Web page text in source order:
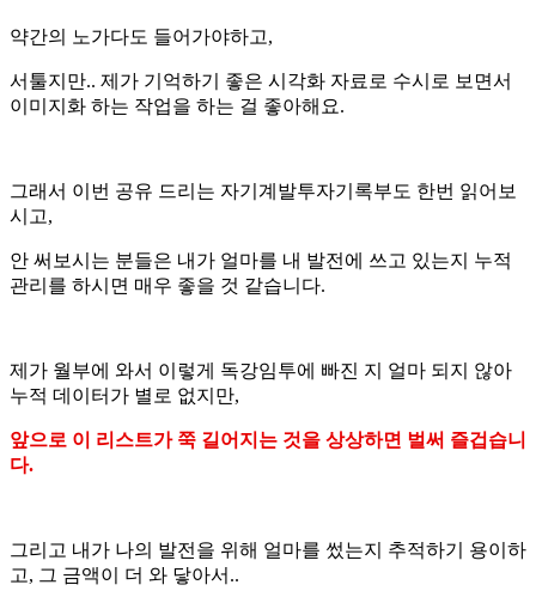
약간의 노가다도 들어가야하고,
서툴지만.. 제가 기억하기 좋은 시각화 자료로 수시로 보면서
이미지화 하는 작업을 하는 걸 좋아해요.
그래서 이번 공유 드리는 자기계발투자기록부도 한번 읽어보
시고,
안 써보시는 분들은 내가 얼마를 내 발전에 쓰고 있는지 누적
관리를 하시면 매우 좋을 것 같습니다.
제가 월부에 와서 이렇게 독강임투에 빠진 지 얼마 되지 않아
누적 데이터가 별로 없지만,
앞으로 이 리스트가 쭉 길어지는 것을 상상하면 벌써 즐겁습니
다.
그리고 내가 나의 발전을 위해 얼마를 썼는지 추적하기 용이하
고, 그 금액이 더 와 닿아서..